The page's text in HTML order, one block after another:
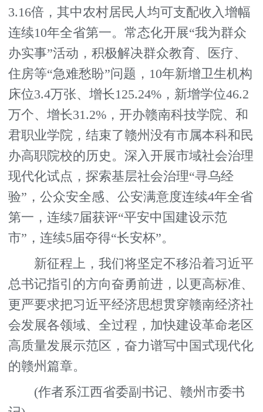
3.16倍，其中农村居民人均可支配收入增幅
连续10年全省第一。常态化开展“我为群众
办实事”活动，积极解决群众教育、医疗、
住房等“急难愁盼”问题，10年新增卫生机构
床位3.4万张、增长125.24%，新增学位46.2
万个、增长31.2%，开办赣南科技学院、和
君职业学院，结束了赣州没有市属本科和民
办高职院校的历史。深入开展市域社会治理
现代化试点，探索基层社会治理“寻乌经
验”，公众安全感、公安满意度连续4年全省
第一，连续7届获评“平安中国建设示范
市”，连续5届夺得“长安杯”。
新征程上，我们将坚定不移沿着习近平
总书记指引的方向奋勇前进，以更高标准、
更严要求把习近平经济思想贯穿赣南经济社
会发展各领域、全过程，加快建设革命老区
高质量发展示范区，奋力谱写中国式现代化
的赣州篇章。
(作者系江西省委副书记、赣州市委书